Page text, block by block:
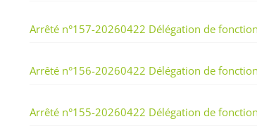
Arrêté n°157-20260422 Délégation de
Arrêté n°156-20260422 Délégation de
Arrêté n°155-20260422 Délégation de